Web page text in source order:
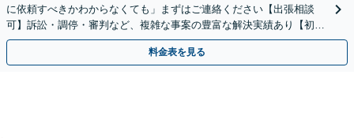
に依頼すべきかわからなくても」まずはご連絡ください【出張相談
可】訴訟・調停・審判など、複雑な事案の豊富な解決実績あり【初回
相談無料】初回面談のみで解決できるケースもあります
料金表を見る